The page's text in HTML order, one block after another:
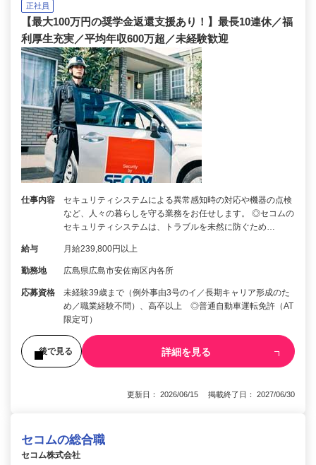
正社員
【最大100万円の奨学金返還支援あり！】最長10連休／福
利厚生充実／平均年収600万超／未経験歓迎
仕事内容
セキュリティシステムによる異常感知時の対応や機器の点検
など、人々の暮らしを守る業務をお任せします。 ◎セコムの
セキュリティシステムは、トラブルを未然に防ぐため…
給与 月給239,800円以上
勤務地 広島県広島市安佐南区内各所
応募資格
未経験39歳まで（例外事由3号のイ／長期キャリア形成のた
め／職業経験不問）、高卒以上 ◎普通自動車運転免許（AT
限定可）
後で見る 詳細を見る
更新日： 2026/06/15 掲載終了日： 2027/06/30
セコムの総合職
セコム株式会社